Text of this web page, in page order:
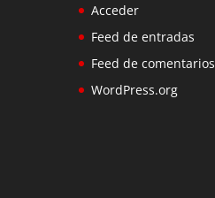
Acceder
Feed de entradas
Feed de comentarios
WordPress.org